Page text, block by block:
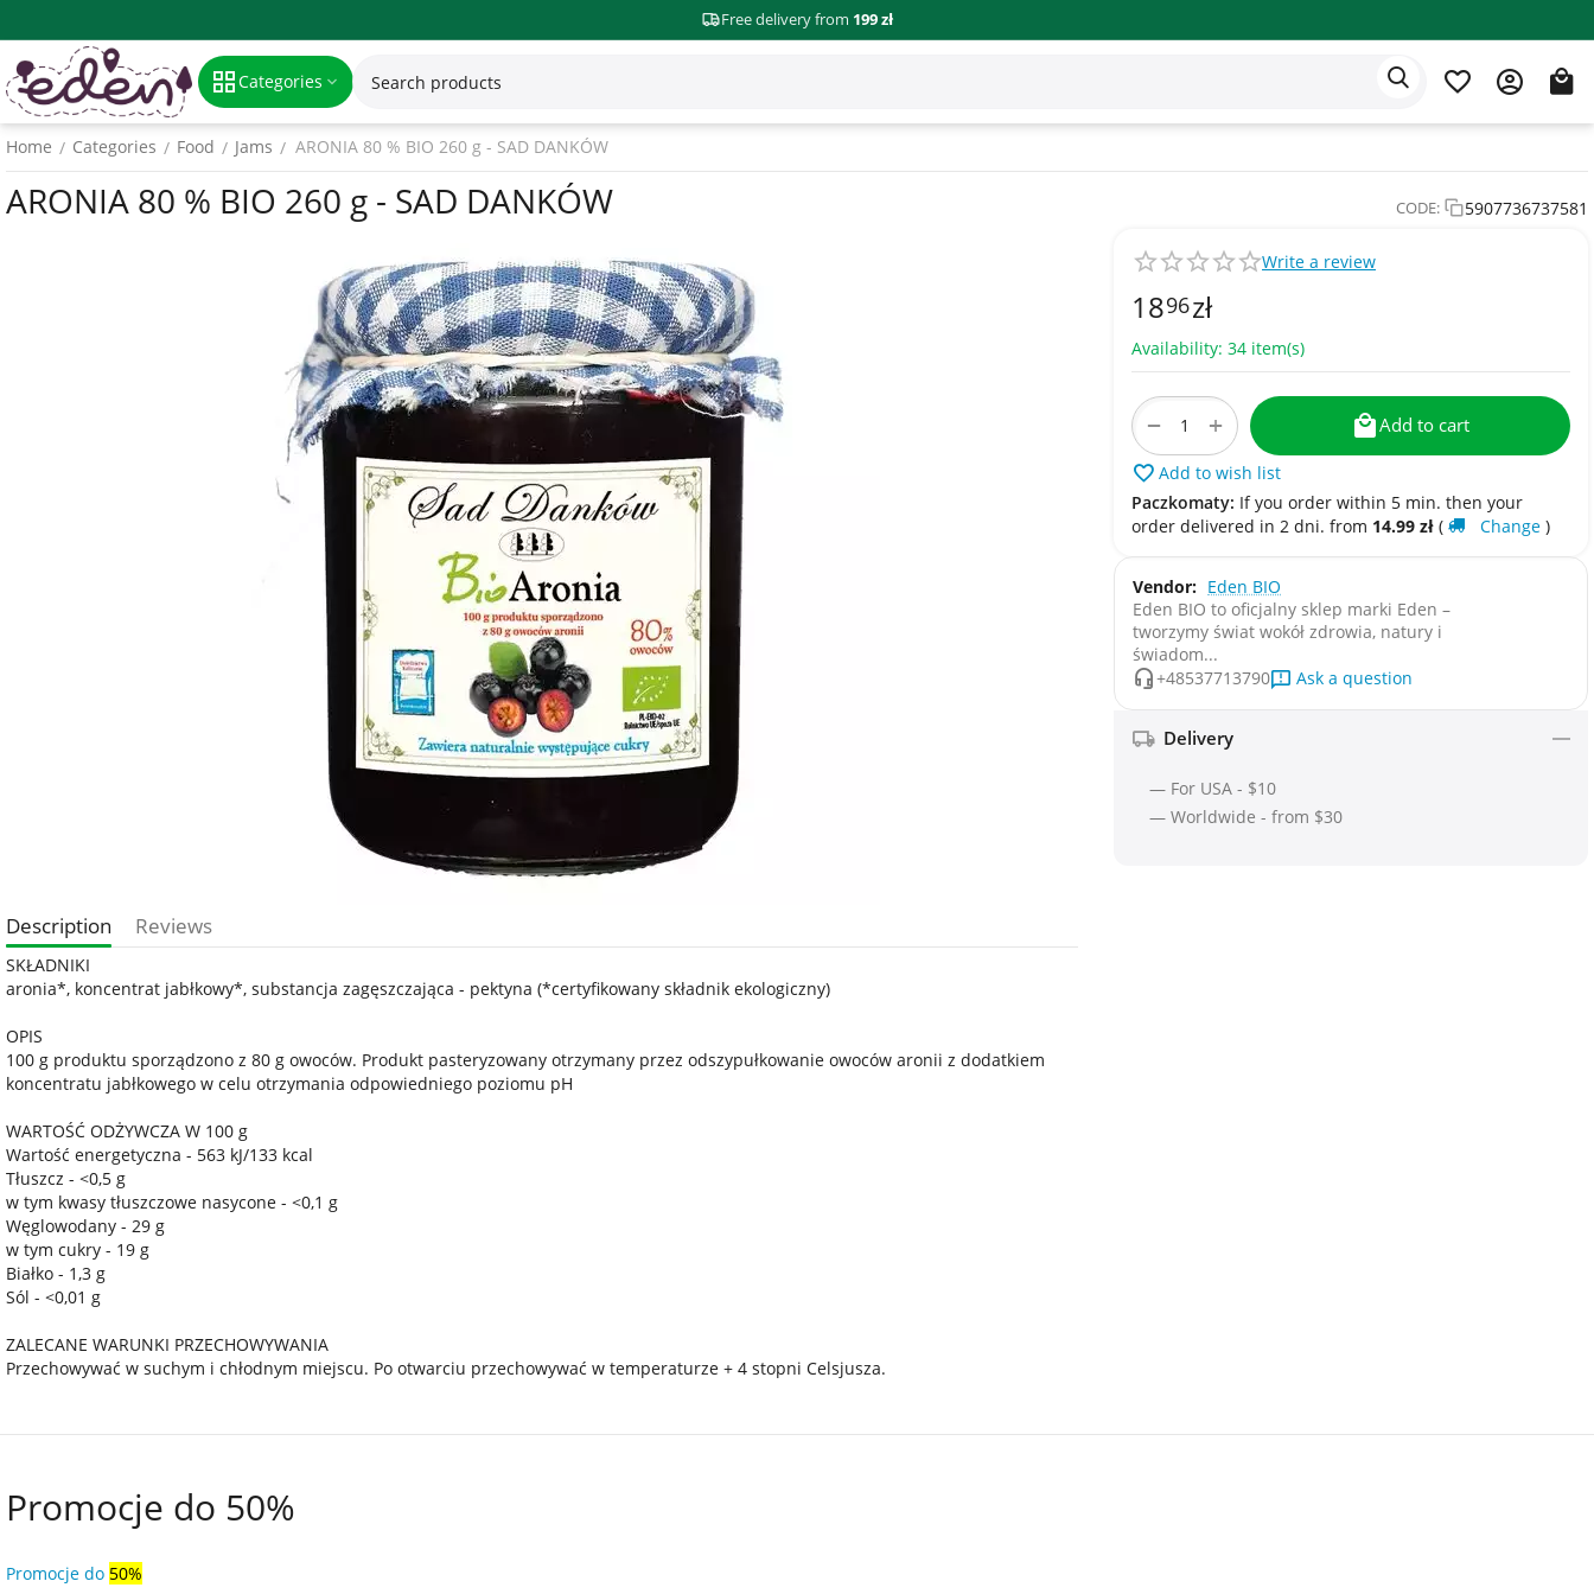
Free delivery from 199 zł
Categories
Home / Categories / Food / Jams / ARONIA 80 % BIO 260 g - SAD DANKÓW
ARONIA 80 % BIO 260 g - SAD DANKÓW CODE: 5907736737581
Write a review
1896zł
Availability: 34 item(s)
+
− Add to cart
Add to wish list
Paczkomaty: If you order within 5 min. then your
order delivered in 2 dni. from 14.99 zł ( Change )
Vendor: Eden BIO
Eden BIO to oficjalny sklep marki Eden –
tworzymy świat wokół zdrowia, natury i
świadom...
+48537713790
Ask a question
Delivery
— For USA - $10
— Worldwide - from $30
Description Reviews
SKŁADNIKI
aronia*, koncentrat jabłkowy*, substancja zagęszczająca - pektyna (*certyfikowany składnik ekologiczny)
OPIS
100 g produktu sporządzono z 80 g owoców. Produkt pasteryzowany otrzymany przez odszypułkowanie owoców aronii z dodatkiem
koncentratu jabłkowego w celu otrzymania odpowiedniego poziomu pH
WARTOŚĆ ODŻYWCZA W 100 g
Wartość energetyczna - 563 kJ/133 kcal
Tłuszcz - <0,5 g
w tym kwasy tłuszczowe nasycone - <0,1 g
Węglowodany - 29 g
w tym cukry - 19 g
Białko - 1,3 g
Sól - <0,01 g
ZALECANE WARUNKI PRZECHOWYWANIA
Przechowywać w suchym i chłodnym miejscu. Po otwarciu przechowywać w temperaturze + 4 stopni Celsjusza.
Promocje do 50%
Promocje do 50%